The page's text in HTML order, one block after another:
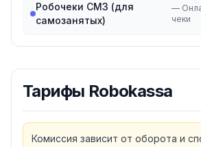
Робочеки СМЗ (для
самозанятых)
—
чеки
Тарифы Robokassa
Комиссия зависит от оборота и